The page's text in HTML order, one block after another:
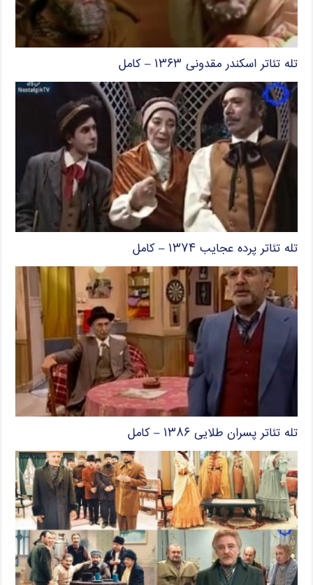
تله تئاتر اسکندر مقدونی ۱۳۶۳ – کامل
تله تئاتر پرده عجایب ۱۳۷۴ – کامل
تله تئاتر پسران طلایی ۱۳۸۶ – کامل